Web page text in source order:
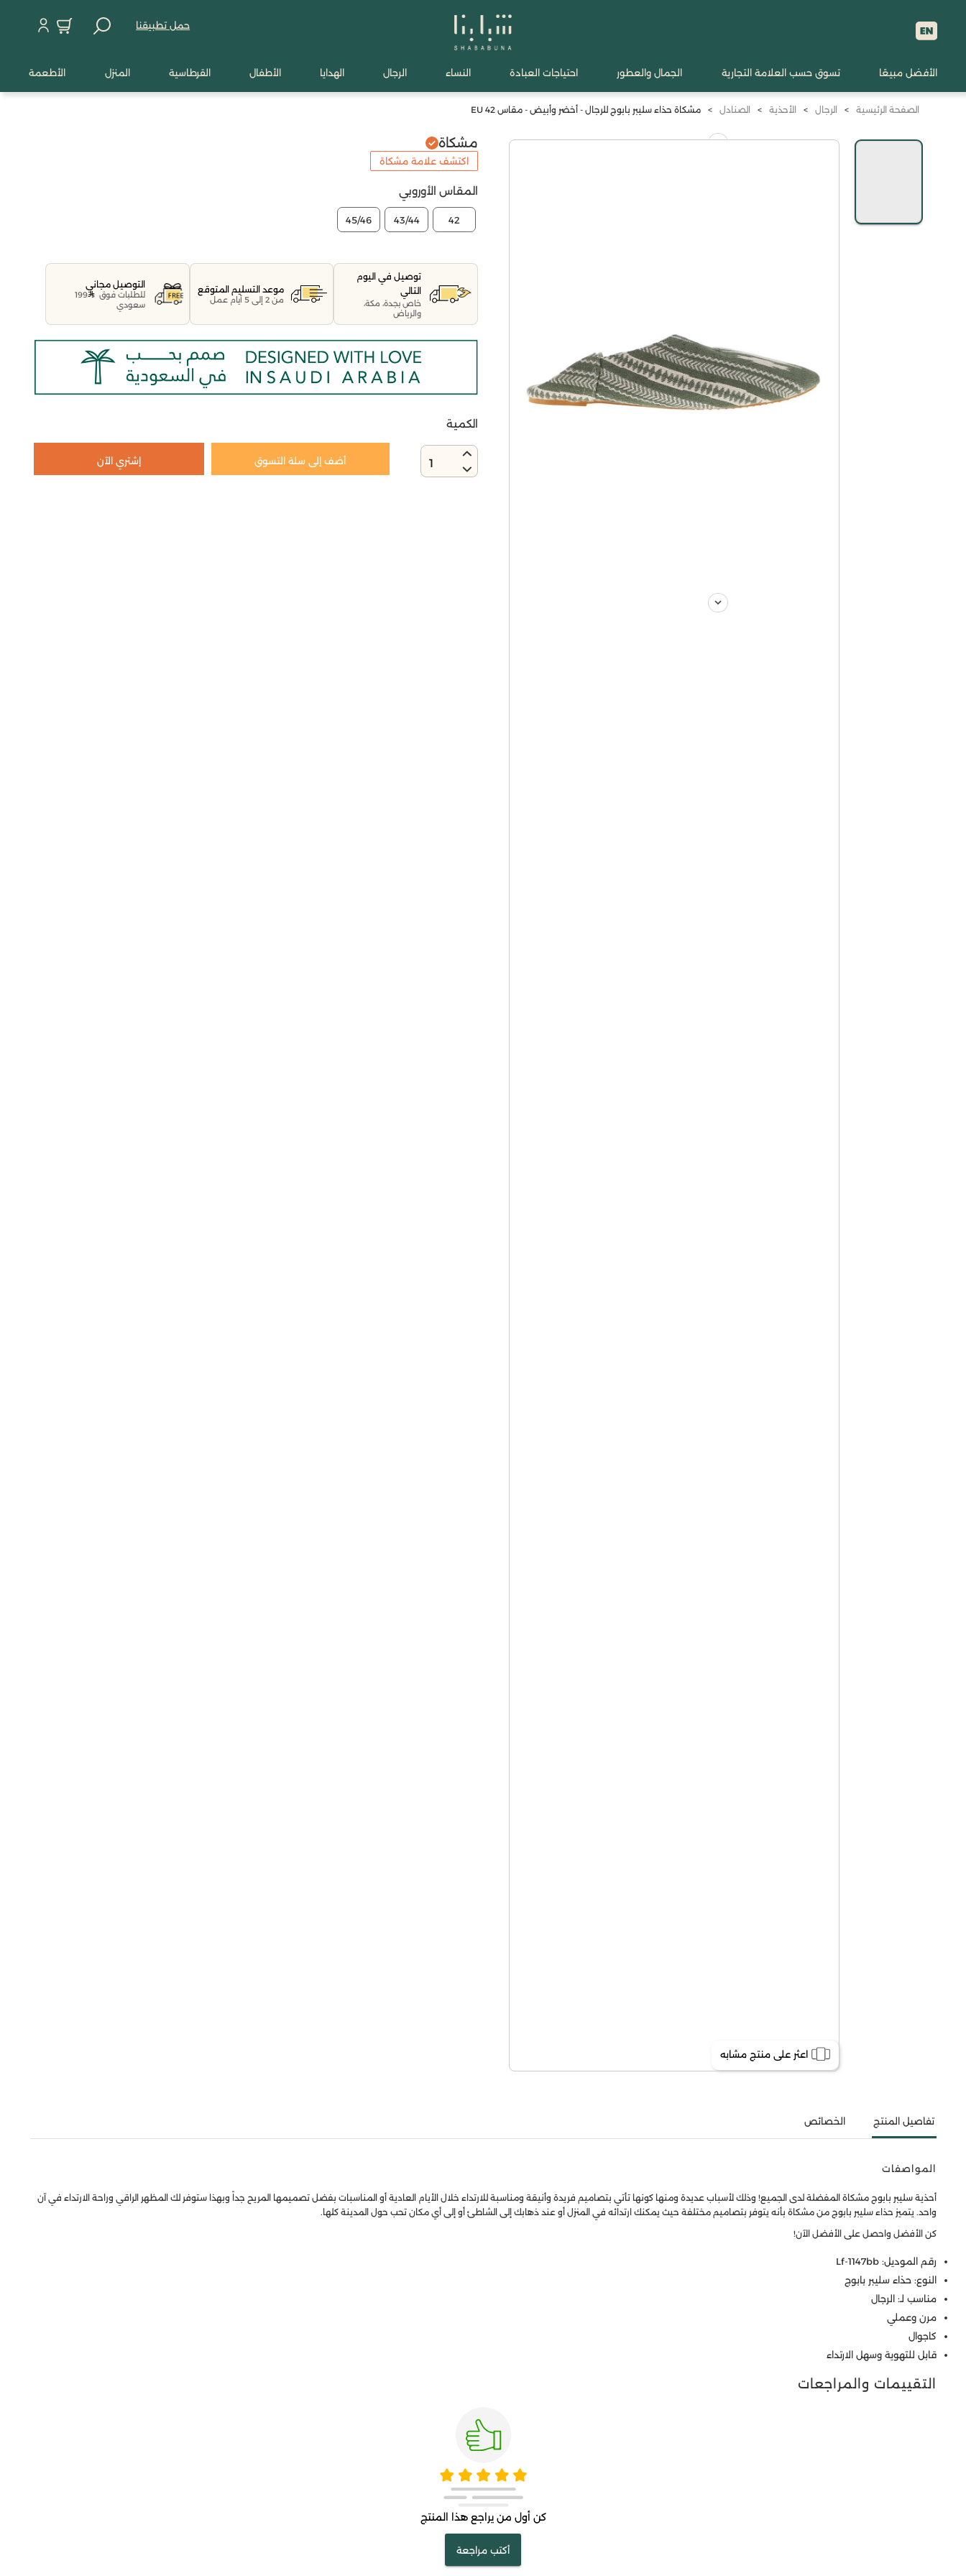
حمل تطبيقنا
الأفضل مبيعًا تسوق حسب العلامة التجارية الجمال والعطور احتياجات العبادة النساء الرجال الهدايا الأطفال القرطاسية المنزل الأطعمة
الصفحة الرئيسية > الرجال > الأحذية > الصنادل > مشكاة حذاء سليبر بابوج للرجال - أخضر وأبيض - مقاس 42 EU
اعثر على منتج مشابه
مشكاة
اكتشف علامة مشكاة
المقاس الأوروبي
42
43/44
45/46
توصيل في اليوم
التالي
خاص بجدة، مكة،
والرياض
موعد التسليم المتوقع
من 2 إلى 5 أيام عمل
التوصيل مجاني
للطلبات فوق
199
سعودي
الكمية
1 أضف إلى سلة التسوق إشتري الآن
تفاصيل المنتج الخصائص
المواصفات
أحذية سليبر بابوج مشكاة المفضلة لدى الجميع! وذلك لأسباب عديدة ومنها كونها تأتي بتصاميم فريدة وأنيقة ومناسبة للارتداء خلال الأيام العادية أو المناسبات بفضل تصميمها المريح جداً وبهذا ستوفر لك المظهر الراقي وراحة الارتداء في آن
واحد. يتميز حذاء سليبر بابوج من مشكاة بأنه يتوفر بتصاميم مختلفة حيث يمكنك ارتدائه في المنزل أو عند ذهابك إلى الشاطئ أو إلى أي مكان تحب حول المدينة كلها.
كن الأفضل واحصل على الأفضل الآن!
رقم الموديل: Lf-1147bb
النوع: حذاء سليبر بابوج
مناسب لـ: الرجال
مرن وعملي
كاجوال
قابل للتهوية وسهل الارتداء
التقييمات والمراجعات
كن أول من يراجع هذا المنتج
أكتب مراجعة